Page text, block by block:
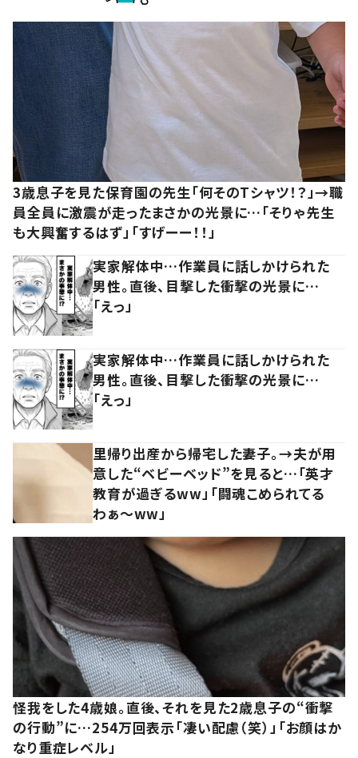
3歳息子を見た保育園の先生「何そのTシャツ！？」→職
員全員に激震が走ったまさかの光景に…「そりゃ先生
も大興奮するはず」「すげーー！！」
実家解体中…作業員に話しかけられた
男性。直後、目撃した衝撃の光景に…
「えっ」
実家解体中…作業員に話しかけられた
男性。直後、目撃した衝撃の光景に…
「えっ」
里帰り出産から帰宅した妻子。→夫が用
意した“ベビーベッド”を見ると…「英才
教育が過ぎるww」「闘魂こめられてる
わぁ～ww」
怪我をした4歳娘。直後、それを見た2歳息子の“衝撃
の行動”に…254万回表示「凄い配慮（笑）」「お顔はか
なり重症レベル」